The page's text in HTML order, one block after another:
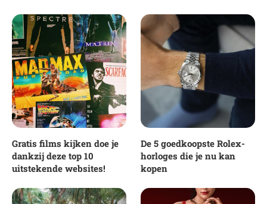
Gratis films kijken doe je
dankzij deze top 10
uitstekende websites!
De 5 goedkoopste Rolex-
horloges die je nu kan
kopen